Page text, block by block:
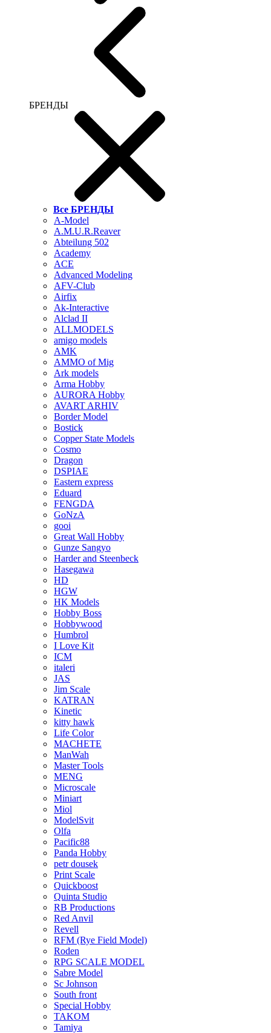
БРЕНДЫ
Все БРЕНДЫ
A-Model
A.M.U.R.Reaver
Abteilung 502
Academy
ACE
Advanced Modeling
AFV-Club
Airfix
Ak-Interactive
Alclad II
ALLMODELS
amigo models
AMK
AMMO of Mig
Ark models
Arma Hobby
AURORA Hobby
AVART ARHIV
Border Model
Bostick
Copper State Models
Cosmo
Dragon
DSPIAE
Eastern express
Eduard
FENGDA
GoNzA
gooi
Great Wall Hobby
Gunze Sangyo
Harder and Steenbeck
Hasegawa
HD
HGW
HK Models
Hobby Boss
Hobbywood
Humbrol
I Love Kit
ICM
italeri
JAS
Jim Scale
KATRAN
Kinetic
kitty hawk
Life Color
MACHETE
ManWah
Master Tools
MENG
Microscale
Miniart
Miol
ModelSvit
Olfa
Pacific88
Panda Hobby
petr dousek
Print Scale
Quickboost
Quinta Studio
RB Productions
Red Anvil
Revell
RFM (Rye Field Model)
Roden
RPG SCALE MODEL
Sabre Model
Sc Johnson
South front
Special Hobby
TAKOM
Tamiya